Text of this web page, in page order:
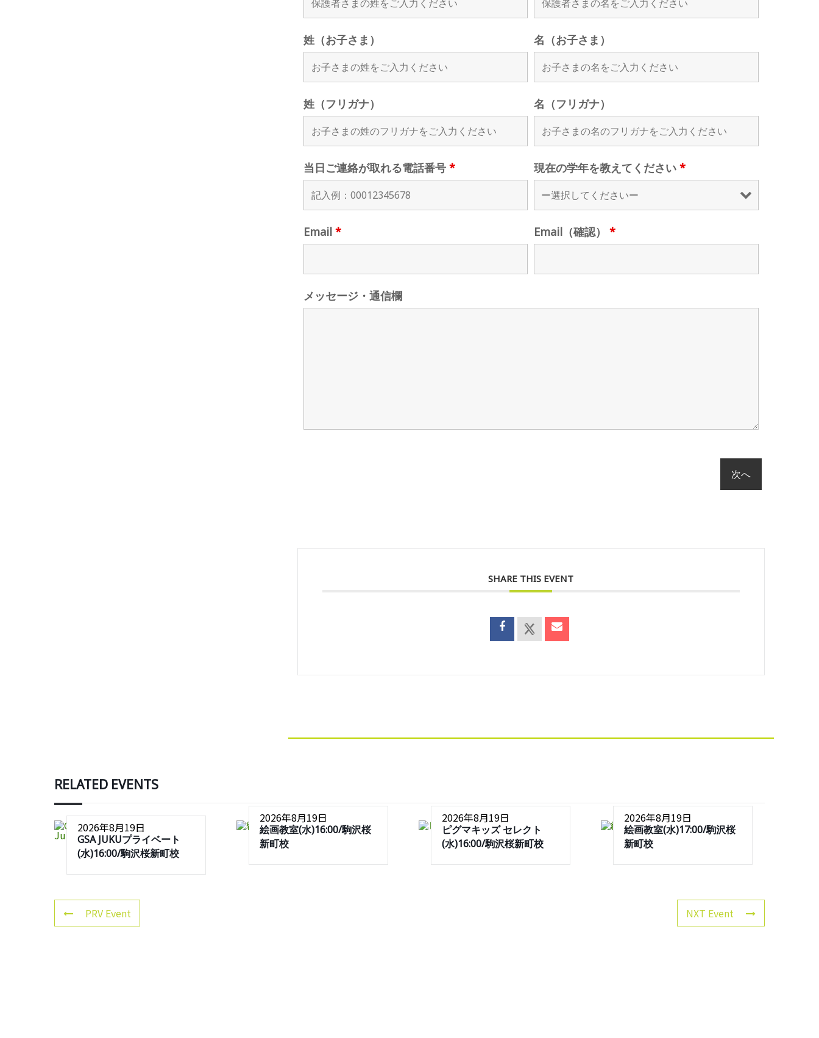
姓（お子さま） 名（お子さま）
姓（フリガナ） 名（フリガナ）
当日ご連絡が取れる電話番号 * 現在の学年を教えてください*
Email * Email（確認）*
メッセージ・通信欄
SHARE THIS EVENT
RELATED EVENTS
2026年8月19日
GSA JUKUプライベート
(水)16:00/駒沢桜新町校
2026年8月19日
絵画教室(水)16:00/駒沢桜
新町校
2026年8月19日
ピグマキッズ セレクト
(水)16:00/駒沢桜新町校
2026年8月19日
絵画教室(水)17:00/駒沢桜
新町校
PRV Event NXT Event